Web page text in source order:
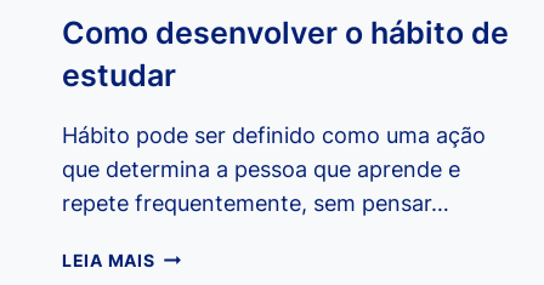
Como desenvolver o hábito de
estudar
Hábito pode ser definido como uma ação
que determina a pessoa que aprende e
repete frequentemente, sem pensar…
LEIA MAISCOMO